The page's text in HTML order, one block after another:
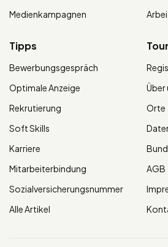
Medienkampagnen
Tipps
Bewerbungsgespräch
Optimale Anzeige
Rekrutierung
Soft Skills
Karriere
Mitarbeiterbindung
Sozialversicherungsnummer
Alle Artikel
Über
Orte
AGB